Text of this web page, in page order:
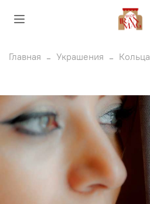
Главная Украшения Кольца